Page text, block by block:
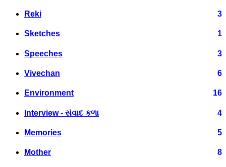
Reki 3
Sketches 1
Speeches 3
Vivechan 6
Environment 16
Interview - સંવાદ કળા 4
Memories 5
Mother 8